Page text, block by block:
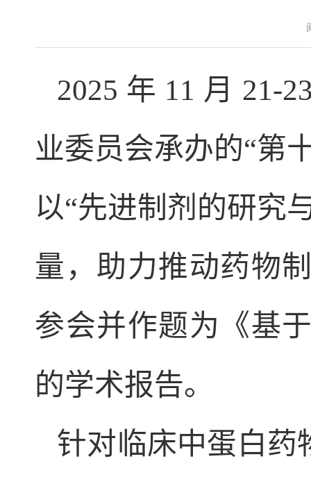
2025 年 11 月 21-
业委员会承办的“第
以“先进制剂的研究
量 ， 助力推动药物
参会并作题为《基
的学术报告。
针对临床中蛋白药